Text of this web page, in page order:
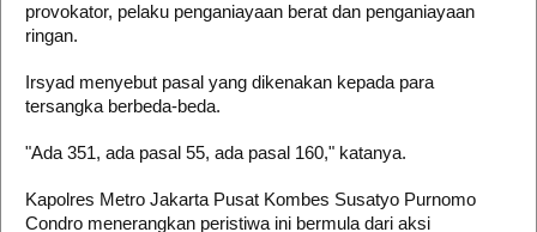
provokator, pelaku penganiayaan berat dan penganiayaan
ringan.
Irsyad menyebut pasal yang dikenakan kepada para
tersangka berbeda-beda.
"Ada 351, ada pasal 55, ada pasal 160," katanya.
Kapolres Metro Jakarta Pusat Kombes Susatyo Purnomo
Condro menerangkan peristiwa ini bermula dari aksi